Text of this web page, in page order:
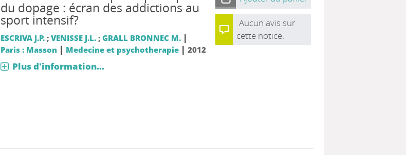
du dopage : écran des addictions au
sport intensif?
ESCRIVA J.P.; VENISSE J.L.; GRALL BRONNEC M. |
Paris : Masson | Medecine et psychotherapie| 2012
Plus d'information...
Aucun avis sur
cette notice.